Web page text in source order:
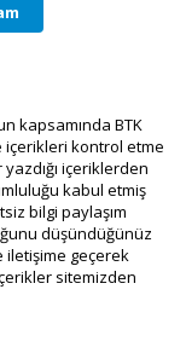
kapsamında BTK
içerikleri kontrol etme
içeriklerden
kabul etmiş
bilgi paylaşım
düşündüğünüz
iletişime geçerek
sitemizden